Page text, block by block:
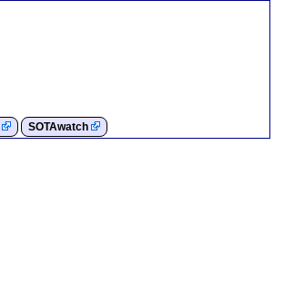
SOTAwatch